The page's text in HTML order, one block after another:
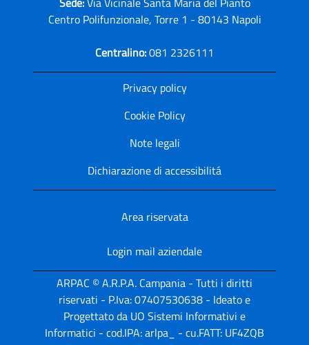
Centro Polifunzionale, Torre 1 - 80143 Napoli
Centralino:081 2326111
Privacy policy
Cookie Policy
Note legali
Dichiarazione di accessibilitá
Area riservata
Login mail aziendale
ARPAC © A.R.P.A. Campania - Tutti i diritti
riservati - P.Iva: 07407530638 - Ideato e
Progettato da UO Sistemi Informativi e
Informatici - cod.IPA: arlpa_ - cu.FATT: UF4ZQB